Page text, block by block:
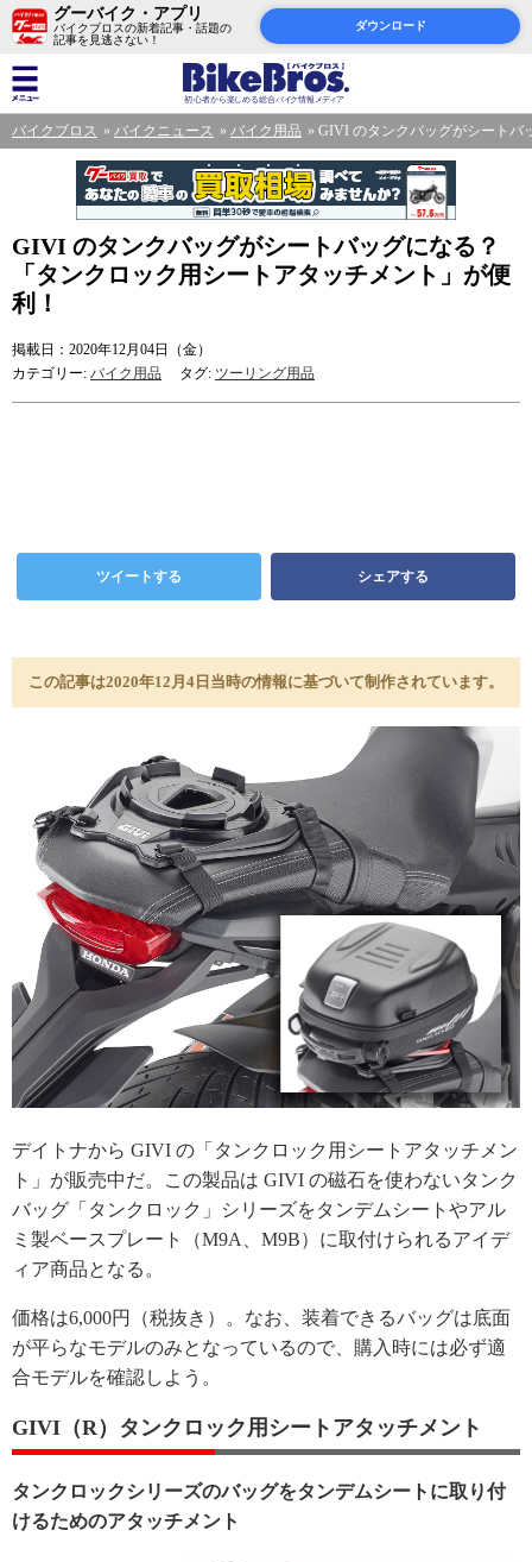
グーバイク・アプリ
バイクブロスの新着記事・話題の
記事を見逃さない！
ダウンロード
バイクブロス バイクニュース バイク用品 GIVI のタンクバッグがシートバ
GIVI のタンクバッグがシートバッグになる？
「タンクロック用シートアタッチメント」が便
利！
掲載日：2020年12月04日（金）
カテゴリー: バイク用品 タグ: ツーリング用品
ツイートする シェアする
この記事は2020年12月4日当時の情報に基づいて制作されています。
デイトナから GIVI の「タンクロック用シートアタッチメン
ト」が販売中だ。この製品は GIVI の磁石を使わないタンク
バッグ「タンクロック」シリーズをタンデムシートやアル
ミ製ベースプレート（M9A、M9B）に取付けられるアイデ
ィア商品となる。
価格は6,000円（税抜き）。なお、装着できるバッグは底面
が平らなモデルのみとなっているので、購入時には必ず適
合モデルを確認しよう。
GIVI（R）タンクロック用シートアタッチメント
タンクロックシリーズのバッグをタンデムシートに取り付
けるためのアタッチメント